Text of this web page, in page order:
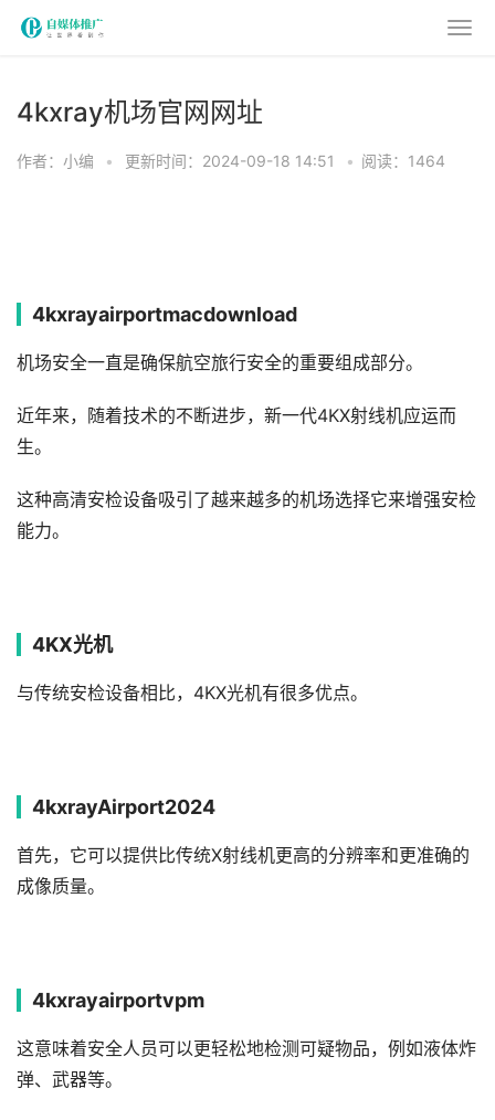
4kxray机场官网网址
作者：小编 • 更新时间：2024-09-18 14:51 • 阅读：1464
4kxrayairportmacdownload
机场安全一直是确保航空旅行安全的重要组成部分。
近年来，随着技术的不断进步，新一代4KX射线机应运而
生。
这种高清安检设备吸引了越来越多的机场选择它来增强安检
能力。
4KX光机
与传统安检设备相比，4KX光机有很多优点。
4kxrayAirport2024
首先，它可以提供比传统X射线机更高的分辨率和更准确的
成像质量。
4kxrayairportvpm
这意味着安全人员可以更轻松地检测可疑物品，例如液体炸
弹、武器等。